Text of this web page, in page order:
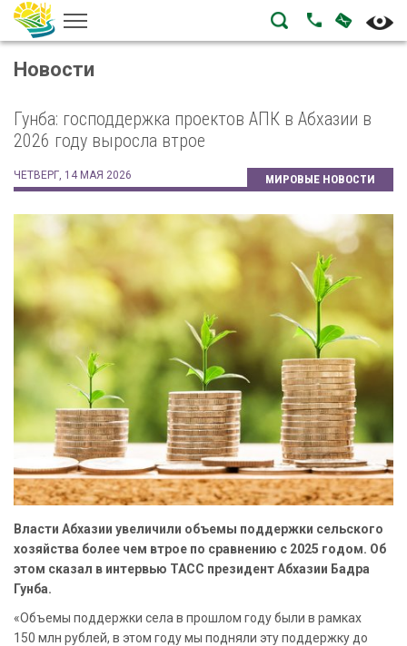
ПОЗВОНИТЬ
Новости
Гунба: господдержка проектов АПК в Абхазии в
2026 году выросла втрое
МИРОВЫЕ НОВОСТИ
ЧЕТВЕРГ, 14 МАЯ 2026
Власти Абхазии увеличили объемы поддержки сельского
хозяйства более чем втрое по сравнению с 2025 годом. Об
этом сказал в интервью ТАСС президент Абхазии Бадра
Гунба.
«Объемы поддержки села в прошлом году были в рамках
150 млн рублей, в этом году мы подняли эту поддержку до